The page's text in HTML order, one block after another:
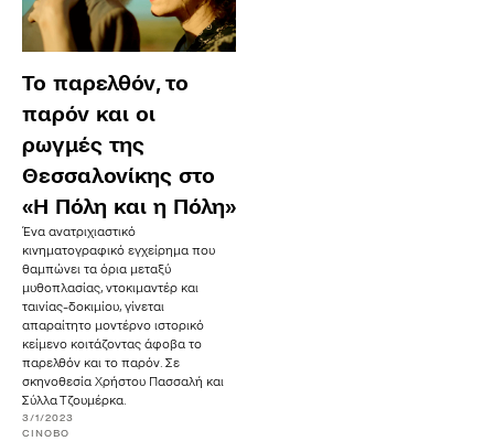
Το παρελθόν, το
παρόν και οι
ρωγμές της
Θεσσαλονίκης στο
«Η Πόλη και η Πόλη»
Ένα ανατριχιαστικό
κινηματογραφικό εγχείρημα που
θαμπώνει τα όρια μεταξύ
μυθοπλασίας, ντοκιμαντέρ και
ταινίας-δοκιμίου, γίνεται
απαραίτητο μοντέρνο ιστορικό
κείμενο κοιτάζοντας άφοβα το
παρελθόν και το παρόν. Σε
σκηνοθεσία Χρήστου Πασσαλή και
Σύλλα Τζουμέρκα.
3/1/2023
CINOBO